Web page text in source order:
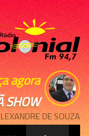
agora
SHOW
DE SOUZA